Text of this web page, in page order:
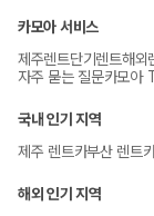
카모아 서비스
제주렌트단기렌트해외
자주 묻는 질문카모아
국내 인기 지역
제주 렌트카부산 렌트
해외 인기 지역